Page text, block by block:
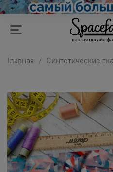
Главная Синтетические